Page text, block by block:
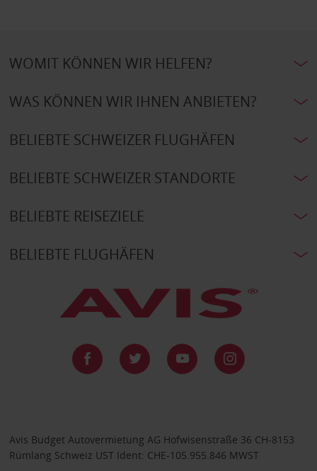
WOMIT KÖNNEN WIR HELFEN?
WAS KÖNNEN WIR IHNEN ANBIETEN?
BELIEBTE SCHWEIZER FLUGHÄFEN
BELIEBTE SCHWEIZER STANDORTE
BELIEBTE REISEZIELE
BELIEBTE FLUGHÄFEN
Avis Budget Autovermietung AG Hofwisenstraße 36 CH-8153
Rümlang Schweiz UST Ident: CHE-105.955.846 MWST